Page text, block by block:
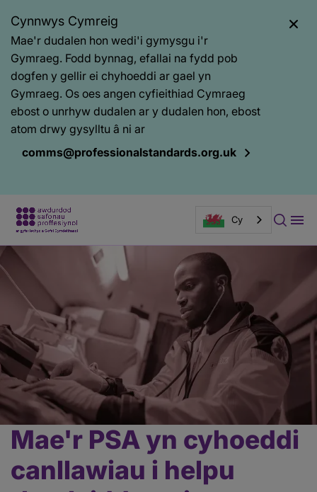
Cynnwys Cymreig
Mae'r dudalen hon wedi'i gymysgu i'r
Gymraeg. Fodd bynnag, efallai na fydd pob
dogfen y gellir ei chyhoeddi ar gael yn
Gymraeg. Os oes angen cyfieithiad Cymraeg
ebost o unrhyw dudalen ar y dudalen hon, ebost
atom drwy gysylltu â ni ar
comms@professionalstandards.org.uk
Cy
Baner
tudalen
Prif
gynnwys
Mae'r PSA yn cyhoeddi
canllawiau i helpu